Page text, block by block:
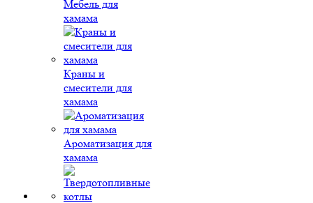
Мебель для
хамама
Краны и
смесители для
хамама
Ароматизация для
хамама